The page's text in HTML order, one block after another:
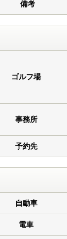
備考
ゴルフ場
事務所
予約先
自動車
電車